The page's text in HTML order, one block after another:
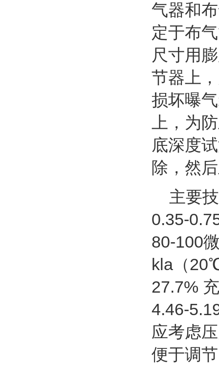
气器和
定于布
尺寸用
节器上
损坏曝
上，为
底深度
除，然
主要技
0.35-
80-100
kla（
27.7%
4.46-
应考虑
便于调